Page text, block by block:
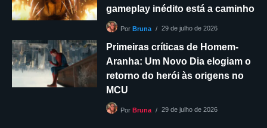
gameplay inédito está a caminho
Por Bruna 29 de julho de 2026
Primeiras críticas de Homem-
Aranha: Um Novo Dia elogiam o
retorno do herói às origens no
MCU
Por Bruna 29 de julho de 2026